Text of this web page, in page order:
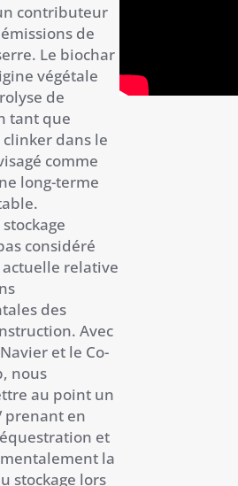
contributeur
de
Le biochar
végétale
de
tant que
dans le
comme
long-terme
considéré
relative
des
Avec
et le Co-
nous
au point un
prenant en
et
la
stockage lors